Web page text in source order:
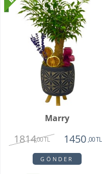
Marry
1814,00 TL 1450 ,00 TL
GÖNDER